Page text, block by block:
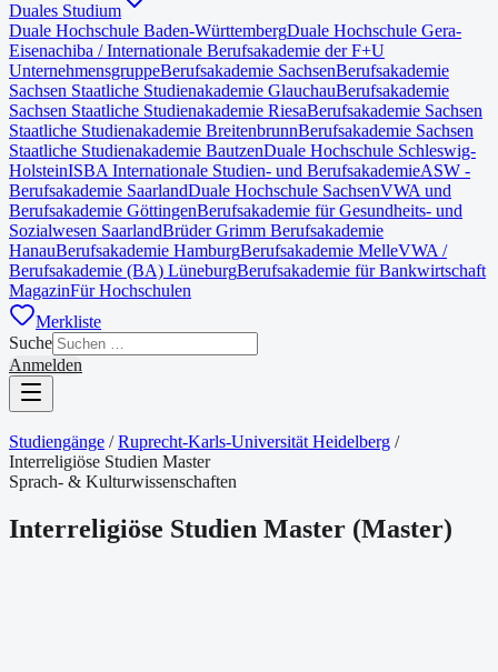
Duales Studium
Duale Hochschule Baden-WürttembergDuale Hochschule Gera-
Eisenachiba / Internationale Berufsakademie der F+U
UnternehmensgruppeBerufsakademie SachsenBerufsakademie
Sachsen Staatliche Studienakademie GlauchauBerufsakademie
Sachsen Staatliche Studienakademie RiesaBerufsakademie Sachsen
Staatliche Studienakademie BreitenbrunnBerufsakademie Sachsen
Staatliche Studienakademie BautzenDuale Hochschule Schleswig-
HolsteinISBA Internationale Studien- und BerufsakademieASW -
Berufsakademie SaarlandDuale Hochschule SachsenVWA und
Berufsakademie GöttingenBerufsakademie für Gesundheits- und
Sozialwesen SaarlandBrüder Grimm Berufsakademie
HanauBerufsakademie HamburgBerufsakademie MelleVWA /
Berufsakademie (BA) LüneburgBerufsakademie für Bankwirtschaft
MagazinFür Hochschulen
Merkliste
Suche
Anmelden
Studiengänge / Ruprecht-Karls-Universität Heidelberg /
Interreligiöse Studien Master
Sprach- & Kulturwissenschaften
Interreligiöse Studien Master (Master)